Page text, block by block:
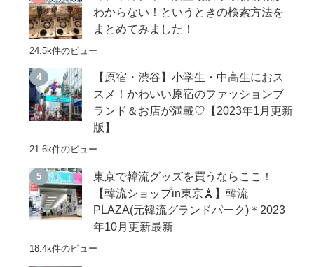
わからない！というときの検索方法を
まとめてみました！
24.5k件のビュー
【原宿・渋谷】小学生・中高生におス
スメ！かわいい原宿のファッションブ
ランド＆お店が満載♡【2023年1月更新
版】
21.6k件のビュー
東京で韓流グッズを買うならここ！
【韓流ショップin東京🗼】韓流
PLAZA(元韓流グランドパーク)＊2023
年10月更新最新
18.4k件のビュー